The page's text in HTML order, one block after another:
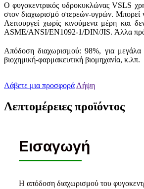
Ο φυγοκεντρικός υδροκυκλώνας VSLS
στον διαχωρισμό στερεών-υγρών. Μπορεί
Λειτουργεί χωρίς κινούμενα μέρη και
ASME/ANSI/EN1092-1/DIN/JIS. Άλλα
Απόδοση διαχωρισμού: 98%, για
βιοχημική-φαρμακευτική βιομηχανία, κ.λπ.
Λάβετε μια προσφορά Λήψη
Λεπτομέρειες προϊόντος
Εισαγωγή
Η απόδοση διαχωρισμού του